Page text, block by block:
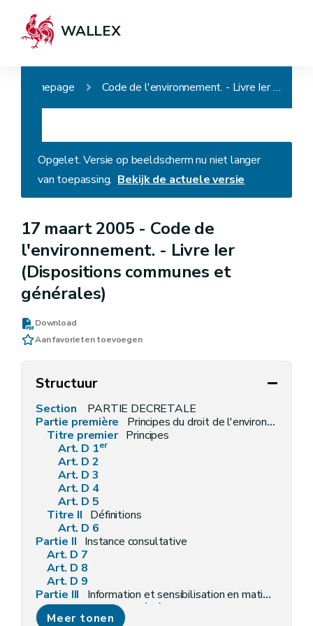
WALLEX
Homepage Code de l'environnement. - Livre Ier (Dispositions communes et générales)
Opgelet. Versie op beeldscherm nu niet langer
van toepassing. Bekijk de actuele versie
17 maart 2005 - Code de
l'environnement. - Livre Ier
(Dispositions communes et
générales)
Download
Aan favorieten toevoegen
Structuur
Section
PARTIE DECRETALE
Partie première
Principes du droit de l'environnement et définitions générales
Titre premier Principes
Art. D 1er
Art. D 2
Art. D 3
Art. D 4
Art. D 5
Titre II Définitions
Art. D 6
Partie II Instance consultative
Art. D 7
Art. D 8
Art. D 9
Partie III
Information et sensibilisation en matière d'environnement
Titre premier
Accès à l'information relative à l'environnement
Chapitre premier
Meer tonen